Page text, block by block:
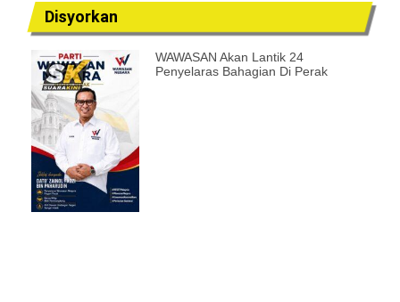
Disyorkan
WAWASAN Akan Lantik 24
Penyelaras Bahagian Di Perak